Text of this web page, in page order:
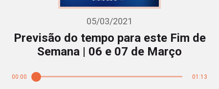
05/03/2021
Previsão do tempo para este Fim de
Semana | 06 e 07 de Março
00:00 01:13